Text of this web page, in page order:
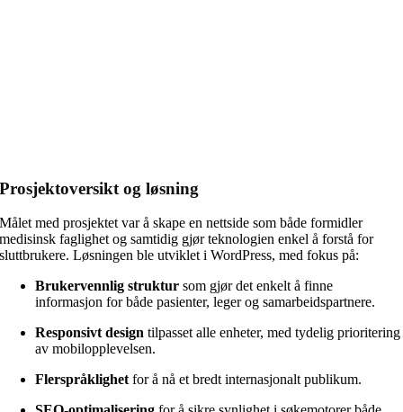
Prosjektoversikt og løsning
Målet med prosjektet var å skape en nettside som både formidler
medisinsk faglighet og samtidig gjør teknologien enkel å forstå for
sluttbrukere. Løsningen ble utviklet i WordPress, med fokus på:
Brukervennlig struktur som gjør det enkelt å finne
informasjon for både pasienter, leger og samarbeidspartnere.
Responsivt design tilpasset alle enheter, med tydelig prioritering
av mobilopplevelsen.
Flerspråklighetfor å nå et bredt internasjonalt publikum.